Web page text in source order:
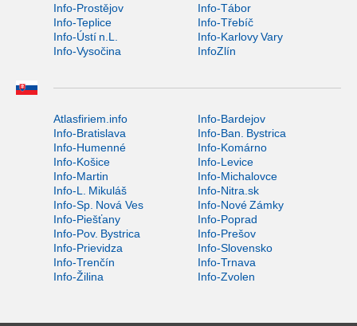
Info-Prostějov
Info-Tábor
Info-Teplice
Info-Třebíč
Info-Ústí n.L.
Info-Karlovy Vary
Info-Vysočina
InfoZlín
Atlasfiriem.info
Info-Bardejov
Info-Bratislava
Info-Ban. Bystrica
Info-Humenné
Info-Komárno
Info-Košice
Info-Levice
Info-Martin
Info-Michalovce
Info-L. Mikuláš
Info-Nitra.sk
Info-Sp. Nová Ves
Info-Nové Zámky
Info-Piešťany
Info-Poprad
Info-Pov. Bystrica
Info-Prešov
Info-Prievidza
Info-Slovensko
Info-Trenčín
Info-Trnava
Info-Žilina
Info-Zvolen